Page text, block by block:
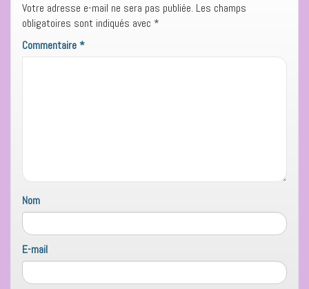
Votre adresse e-mail ne sera pas publiée. Les champs
obligatoires sont indiqués avec *
Commentaire*
Nom
E-mail